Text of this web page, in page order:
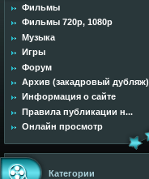
Фильмы
Фильмы 720p, 1080p
Музыка
Игры
Форум
Архив (закадровый дубляж)
Информация о сайте
Правила публикации н...
Онлайн просмотр
Категории